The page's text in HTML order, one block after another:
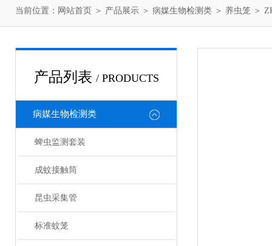
当前位置： 网站首页 ＞ 产品展示 ＞ 病媒生物检测类 ＞ 养虫笼 ＞
产品列表 / PRODUCTS
病媒生物检测类
蜱虫监测套装
成蚊接触筒
昆虫采集管
标准蚊笼